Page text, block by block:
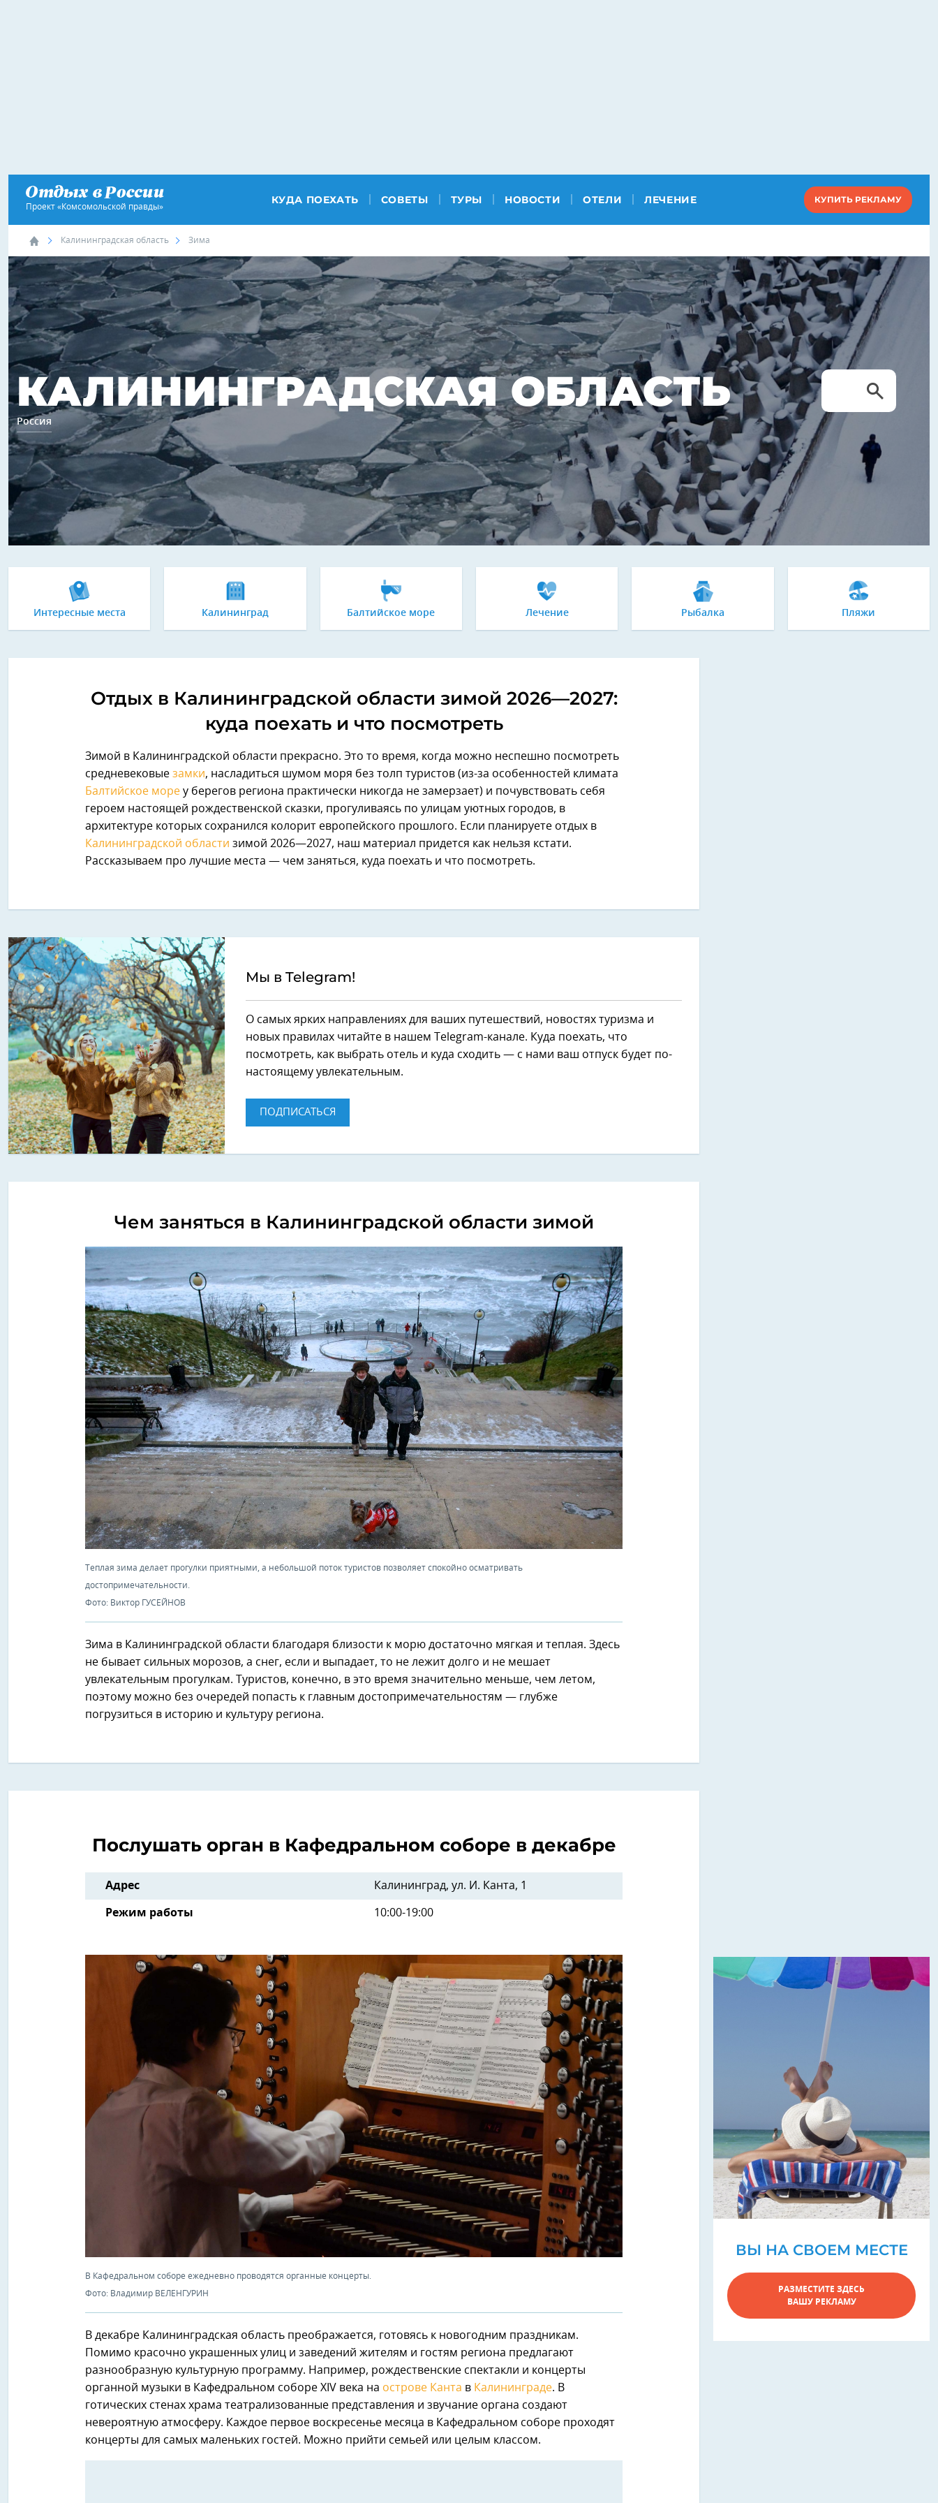
Проект «Комсомольской правды»
КУДА ПОЕХАТЬ СОВЕТЫ ТУРЫ НОВОСТИ ОТЕЛИ ЛЕЧЕНИЕ КУПИТЬ РЕКЛАМУ
Калининградская область Зима
КАЛИНИНГРАДСКАЯ ОБЛАСТЬ
Россия
Интересные места Калининград Балтийское море Лечение Рыбалка Пляжи
Отдых в Калининградской области зимой 2026—2027:
куда поехать и что посмотреть
Зимой в Калининградской области прекрасно. Это то время, когда можно неспешно посмотреть
средневековые замки, насладиться шумом моря без толп туристов (из-за особенностей климата
Балтийское море у берегов региона практически никогда не замерзает) и почувствовать себя
героем настоящей рождественской сказки, прогуливаясь по улицам уютных городов, в
архитектуре которых сохранился колорит европейского прошлого. Если планируете отдых в
Калининградской области зимой 2026—2027, наш материал придется как нельзя кстати.
Рассказываем про лучшие места — чем заняться, куда поехать и что посмотреть.
Мы в Telegram!
О самых ярких направлениях для ваших путешествий, новостях туризма и
новых правилах читайте в нашем Telegram-канале. Куда поехать, что
посмотреть, как выбрать отель и куда сходить — с нами ваш отпуск будет по-
настоящему увлекательным.
ПОДПИСАТЬСЯ
Чем заняться в Калининградской области зимой
Теплая зима делает прогулки приятными, а небольшой поток туристов позволяет спокойно осматривать
достопримечательности.
Фото: Виктор ГУСЕЙНОВ
Зима в Калининградской области благодаря близости к морю достаточно мягкая и теплая. Здесь
не бывает сильных морозов, а снег, если и выпадает, то не лежит долго и не мешает
увлекательным прогулкам. Туристов, конечно, в это время значительно меньше, чем летом,
поэтому можно без очередей попасть к главным достопримечательностям — глубже
погрузиться в историю и культуру региона.
Послушать орган в Кафедральном соборе в декабре
Адрес Калининград, ул. И. Канта, 1
Режим работы 10:00-19:00
В Кафедральном соборе ежедневно проводятся органные концерты.
Фото: Владимир ВЕЛЕНГУРИН
В декабре Калининградская область преображается, готовясь к новогодним праздникам.
Помимо красочно украшенных улиц и заведений жителям и гостям региона предлагают
разнообразную культурную программу. Например, рождественские спектакли и концерты
органной музыки в Кафедральном соборе XIV века на острове Канта в Калининграде. В
готических стенах храма театрализованные представления и звучание органа создают
невероятную атмосферу. Каждое первое воскресенье месяца в Кафедральном соборе проходят
концерты для самых маленьких гостей. Можно прийти семьей или целым классом.
ВЫ НА СВОЕМ МЕСТЕ
РАЗМЕСТИТЕ ЗДЕСЬ
ВАШУ РЕКЛАМУ